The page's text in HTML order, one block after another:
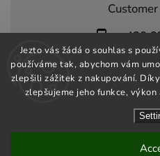
Jezto vás žádá o souhlas s
používáme tak, abychom vám
zlepšili zážitek z nakupování.
zlepšujeme jeho funkce,
+420
Shoptet